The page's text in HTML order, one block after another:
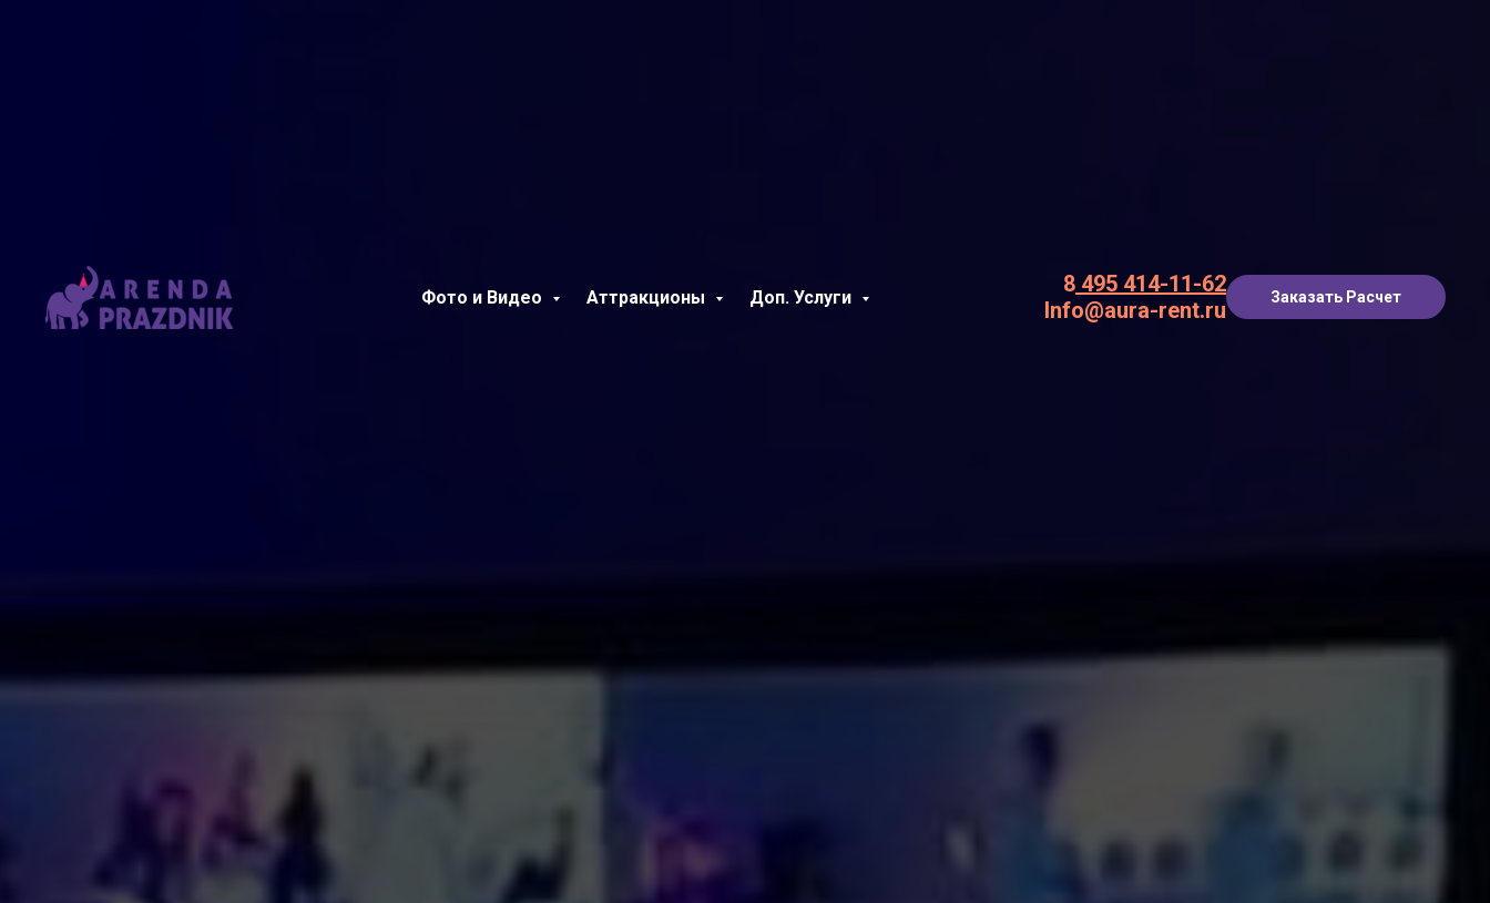
Фото и Видео Аттракционы Доп. Услуги
8 495 414-11-62
Info@aura-rent.ru
Заказать Расчет